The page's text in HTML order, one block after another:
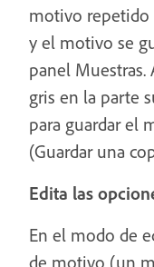
motivo repetido
y el motivo se
panel Muestras.
gris en la parte
para guardar el
(Guardar una
Edita las
En el modo de
de motivo (un